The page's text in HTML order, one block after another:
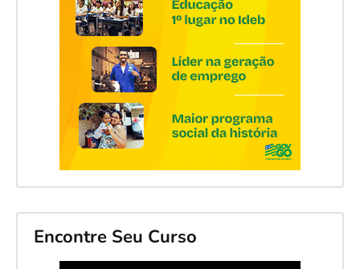
Encontre Seu Curso